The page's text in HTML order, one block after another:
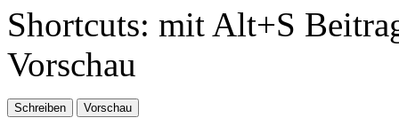
Shortcuts: mit Alt+S
Vorschau